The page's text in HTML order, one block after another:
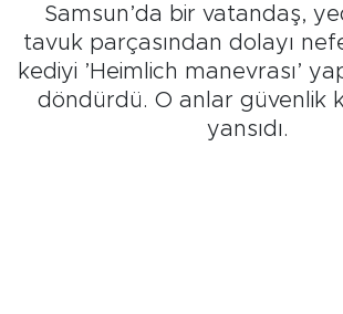
Samsun’da bir vatandaş,
tavuk parçasından dolayı
kediyi ’Heimlich manevrası’
döndürdü. O anlar güvenlik
yansıdı.